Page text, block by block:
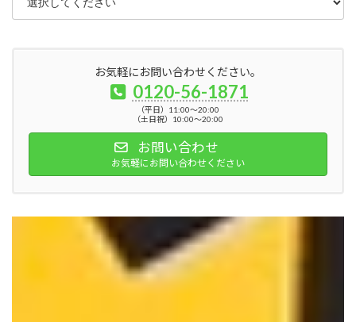
お気軽にお問い合わせください。
0120-56-1871
（平日）11:00～20:00
（土日祝）10:00～20:00
お問い合わせ
お気軽にお問い合わせください